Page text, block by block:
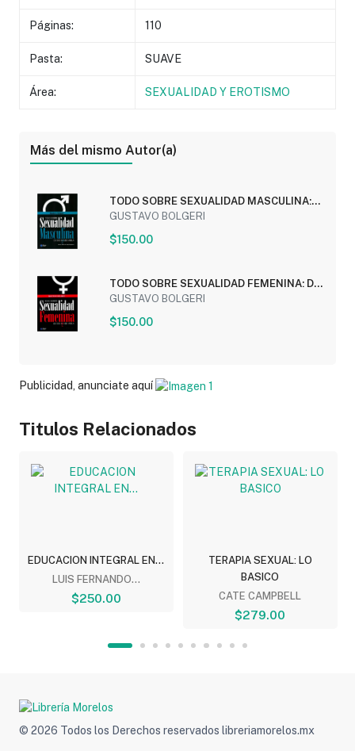
Páginas: 110
Pasta: SUAVE
Área: SEXUALIDAD Y EROTISMO
Más del mismo Autor(a)
TODO SOBRE SEXUALIDAD MASCULINA:
DE ESO SI SE...
GUSTAVO BOLGERI
$150.00
TODO SOBRE SEXUALIDAD FEMENINA: DE
ESO SI SE HABLA
GUSTAVO BOLGERI
$150.00
Publicidad, anunciate aquí
Titulos Relacionados
EDUCACION INTEGRAL EN...
LUIS FERNANDO...
$250.00
TERAPIA SEXUAL: LO
BASICO
CATE CAMPBELL
$279.00
© 2026 Todos los Derechos reservados libreriamorelos.mx